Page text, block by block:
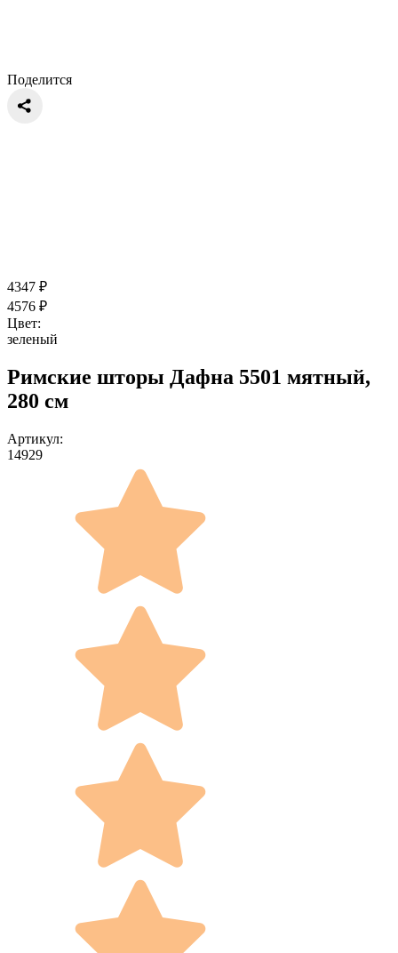
Поделится
4347 ₽
4576 ₽
Цвет:
зеленый
Римские шторы Дафна 5501 мятный,
280 см
Артикул:
14929